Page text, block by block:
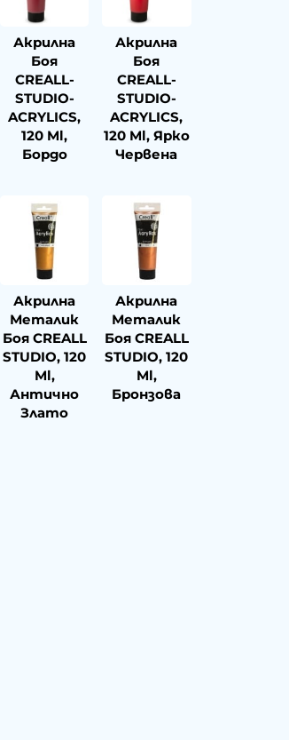
Акрилна
Боя
CREALL-
STUDIO-
ACRYLICS,
120 Ml,
Бордо
Акрилна
Боя
CREALL-
STUDIO-
ACRYLICS,
120 Ml, Ярко
Червена
Акрилна
Металик
Боя CREALL
STUDIO, 120
Ml,
Антично
Злато
Акрилна
Металик
Боя CREALL
STUDIO, 120
Ml,
Бронзова